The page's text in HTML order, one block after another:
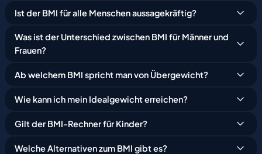
Ist der BMI für alle Menschen aussagekräftig?
Was ist der Unterschied zwischen BMI für Männer und
Frauen?
Ab welchem BMI spricht man von Übergewicht?
Wie kann ich mein Idealgewicht erreichen?
Gilt der BMI-Rechner für Kinder?
Welche Alternativen zum BMI gibt es?